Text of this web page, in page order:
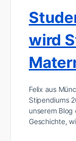
wird
Felix aus
Stipendiums
unserem
Geschichte,